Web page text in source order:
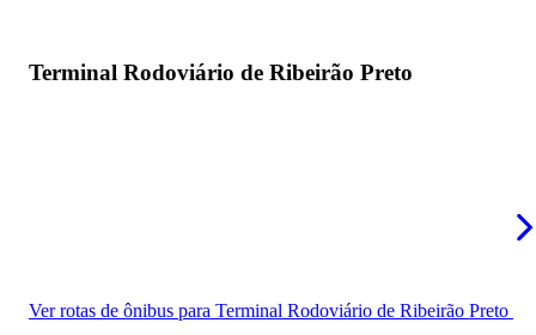
Terminal Rodoviário de Ribeirão Preto
Ver rotas de ônibus para Terminal Rodoviário de Ribeirão Preto